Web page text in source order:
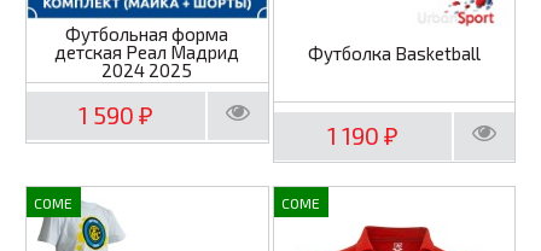
Футбольная форма
детская Реал Мадрид
2024 2025
1 590 ₽
Футболка Basketball
1 190 ₽
COME COME